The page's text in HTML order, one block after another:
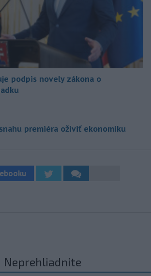
podpis novely zákona o
premiéra oživiť ekonomiku
Neprehliadnite